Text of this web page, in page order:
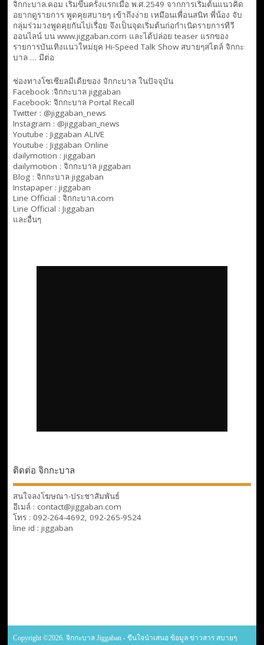
จิกกะบาล.คอม เริ่มขึ้นครั้งแรกเมื่อ พ.ศ.2549 จากการเริ่มต้นแนวคิด
อยากดูรายการ พูดคุยสบายๆ เข้าถึงง่าย เหมือนเพื่อนสนิท พี่น้อง จับ
กลุ่มร่วมวงพูดคุยกันไปเรื่อย จึงเป็นจุดเริ่มต้นก่อกำเนิดรายการทีวี
ออนไลน์ บน www.jiggaban.com และได้ปล่อย teaser แรกของ
รายการบันเทิงแนวใหม่ยุค Hi-Speed Talk Show สบายๆสไตล์ จิกกะ
บาล … มีต่อ
ช่องทางโซเซียลมีเดียของ จิกกะบาล ในปัจจุบัน
Facebook :จิกกะบาล jiggaban
Facebook: จิกกะบาล Portal Recall
Twitter : @jiggaban_news
Instagram : @jiggaban_news
Youtube : Jiggaban ALIVE
Youtube : Jiggaban Online
dailymotion : jiggaban
dailymotion : จิกกะบาล jiggaban
Blog : จิกกะบาล jiggaban
Instapaper : jiggaban
Line Official : จิกกะบาล.com
Line Official : Jiggaban
และอื่นๆ
ติดต่อ จิกกะบาล
สนใจลงโฆษณา-ประชาสัมพันธ์
อีเมล์ : contact@jiggaban.com
โทร : 092-264-4692, 092-265-9524
line id : jiggaban
Copyright ©2026. จิกกะบาล Jiggaban - ขืนใจนำเสนอ ข้อมูล ข่าวสาร สบายๆ